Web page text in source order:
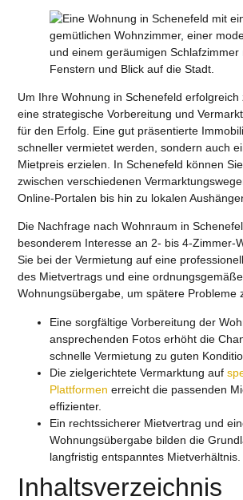
Um Ihre Wohnung in Schenefeld
eine strategische Vorbereitung und
für den Erfolg.
Eine gut präsentierte
schneller vermietet werden, sondern auch
Mietpreis erzielen. In Schenefeld können Sie
zwischen verschiedenen
Online-Portalen bis hin zu lokalen
Die Nachfrage nach Wohnraum in
besonderem Interesse an 2- bis 4-Zimmer-
Sie bei der Vermietung auf eine
des Mietvertrags und eine ordnungsgemäße
Wohnungsübergabe, um spätere Probleme
Eine sorgfältige Vorbereitung der
ansprechenden Fotos erhöht die
schnelle Vermietung zu guten
Die zielgerichtete Vermarktung auf
Plattformen erreicht die passenden
effizienter.
Ein rechtssicherer Mietvertrag und
Wohnungsübergabe bilden die
langfristig entspanntes Mietverhältnis.
Inhaltsverzeichnis